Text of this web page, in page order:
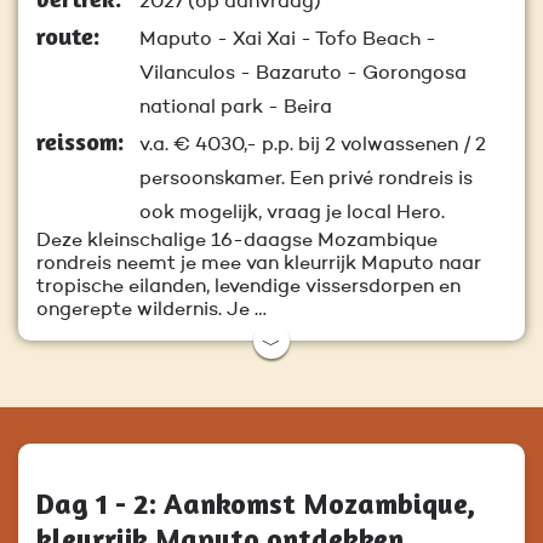
route:
Maputo - Xai Xai - Tofo Beach -
Vilanculos - Bazaruto - Gorongosa
national park - Beira
reissom: v.a. € 4030,- p.p. bij 2 volwassenen / 2
persoonskamer. Een privé rondreis is
ook mogelijk, vraag je local Hero.
Deze kleinschalige 16-daagse Mozambique
rondreis neemt je mee van kleurrijk Maputo naar
tropische eilanden, levendige vissersdorpen en
ongerepte wildernis. Je …
﹀
Dag 1 - 2: Aankomst Mozambique,